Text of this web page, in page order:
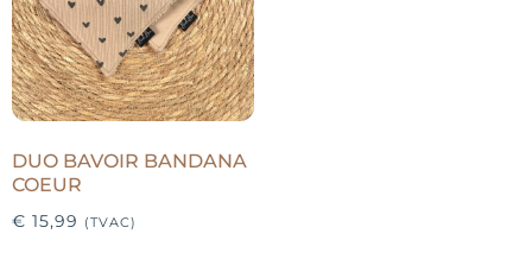
DUO BAVOIR BANDANA
COEUR
€ 15,99 (TVAC)